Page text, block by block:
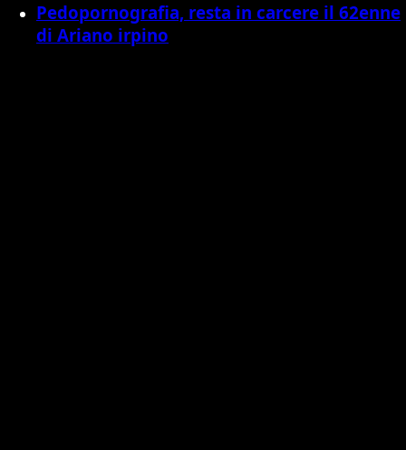
Pedopornografia, resta in carcere il 62enne
di Ariano irpino